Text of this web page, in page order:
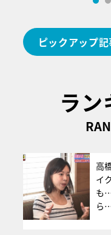
ピックアップ
ラン
高
イ
も
ら